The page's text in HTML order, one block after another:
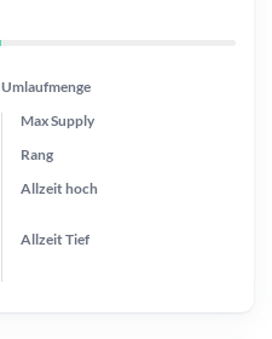
Umlaufmenge
Max Supply
Rang
Allzeithoch
AllzeitTief